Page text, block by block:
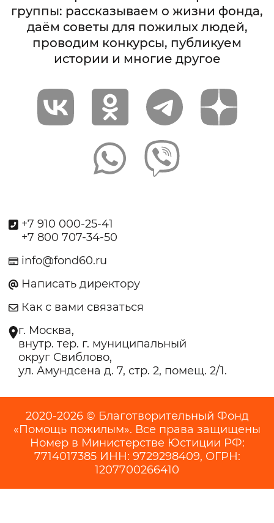
группы: рассказываем о жизни фонда,
даём советы для пожилых людей,
проводим конкурсы, публикуем
истории и многие другое
+7 910 000-25-41
+7 800 707-34-50
info@fond60.ru
Написать директору
Как с вами связаться
г. Москва,
внутр. тер. г. муниципальный
округ Свиблово,
ул. Амундсена д. 7, стр. 2, помещ. 2/1.
2020-2026 © Благотворительный Фонд
«Помощь пожилым». Все права защищены
Номер в Министерстве Юстиции РФ:
7714017385 ИНН: 9729298409, ОГРН:
1207700266410